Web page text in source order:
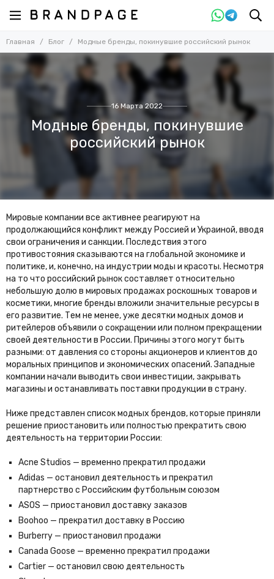
Главная Блог Модные бренды, покинувшие российский рынок
16 Марта 2022
Модные бренды, покинувшие
российский рынок
Мировые компании все активнее реагируют на
продолжающийся конфликт между Россией и Украиной, вводя
свои ограничения и санкции. Последствия этого
противостояния сказываются на глобальной экономике и
политике, и, конечно, на индустрии моды и красоты. Несмотря
на то что российский рынок составляет относительно
небольшую долю в мировых продажах роскошных товаров и
косметики, многие бренды вложили значительные ресурсы в
его развитие. Тем не менее, уже десятки модных домов и
ритейлеров объявили о сокращении или полном прекращении
своей деятельности в России. Причины этого могут быть
разными: от давления со стороны акционеров и клиентов до
моральных принципов и экономических опасений. Западные
компании начали выводить свои инвестиции, закрывать
магазины и останавливать поставки продукции в страну.
Ниже представлен список модных брендов, которые приняли
решение приостановить или полностью прекратить свою
деятельность на территории России:
Acne Studios — временно прекратил продажи
Adidas — остановил деятельность и прекратил
партнерство с Российским футбольным союзом
ASOS — приостановил доставку заказов
Boohoo — прекратил доставку в Россию
Burberry — приостановил продажи
Canada Goose — временно прекратил продажи
Cartier — остановил свою деятельность